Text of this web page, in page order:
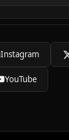
Instagram
YouTube